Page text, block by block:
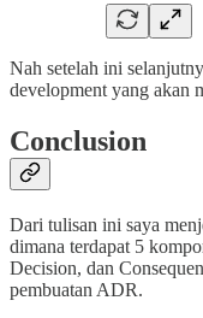
Nah setelah ini
development yang akan
Conclusion
Dari tulisan ini saya
dimana terdapat 5
Decision, dan
pembuatan ADR.